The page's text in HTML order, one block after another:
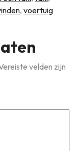
, voertuig
velden zijn